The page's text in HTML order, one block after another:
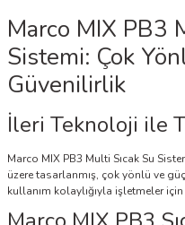
Marco MIX PB3
Sistemi: Çok
Güvenilirlik
İleri Teknoloji ile
Marco MIX PB3 Multi Sıcak Su
üzere tasarlanmış, çok yönlü ve
kullanım kolaylığıyla işletmeler